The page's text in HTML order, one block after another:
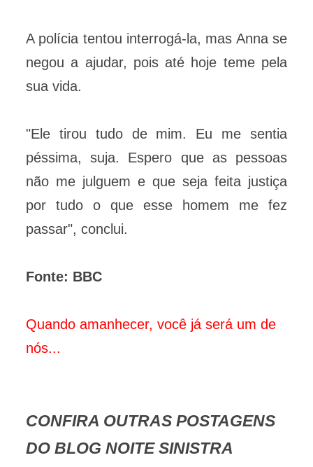
A polícia tentou interrogá-la, mas Anna se
negou a ajudar, pois até hoje teme pela
sua vida.
"Ele tirou tudo de mim. Eu me sentia
péssima, suja. Espero que as pessoas
não me julguem e que seja feita justiça
por tudo o que esse homem me fez
passar", conclui.
Fonte: BBC
Quando amanhecer, você já será um de
nós...
CONFIRA OUTRAS POSTAGENS
DO BLOG NOITE SINISTRA